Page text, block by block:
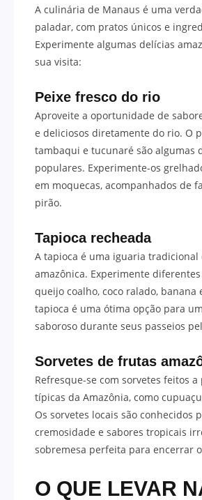
A culinária de Manaus é uma
paladar, com pratos únicos e
Experimente algumas delícias
sua visita:
Peixe fresco do rio
Aproveite a oportunidade de
e deliciosos diretamente do rio. O
tambaqui e tucunaré são algumas
populares. Experimente-os
em moquecas, acompanhados de
pirão.
Tapioca recheada
A tapioca é uma iguaria tradicional
amazônica. Experimente
queijo coalho, coco ralado, banana
tapioca é uma ótima opção para
saboroso durante seus passeios
Sorvetes de frutas
Refresque-se com sorvetes feitos
típicas da Amazônia, como
Os sorvetes locais são conhecidos
cremosidade e sabores tropicais
sobremesa perfeita para encerrar
O QUE LEVAR